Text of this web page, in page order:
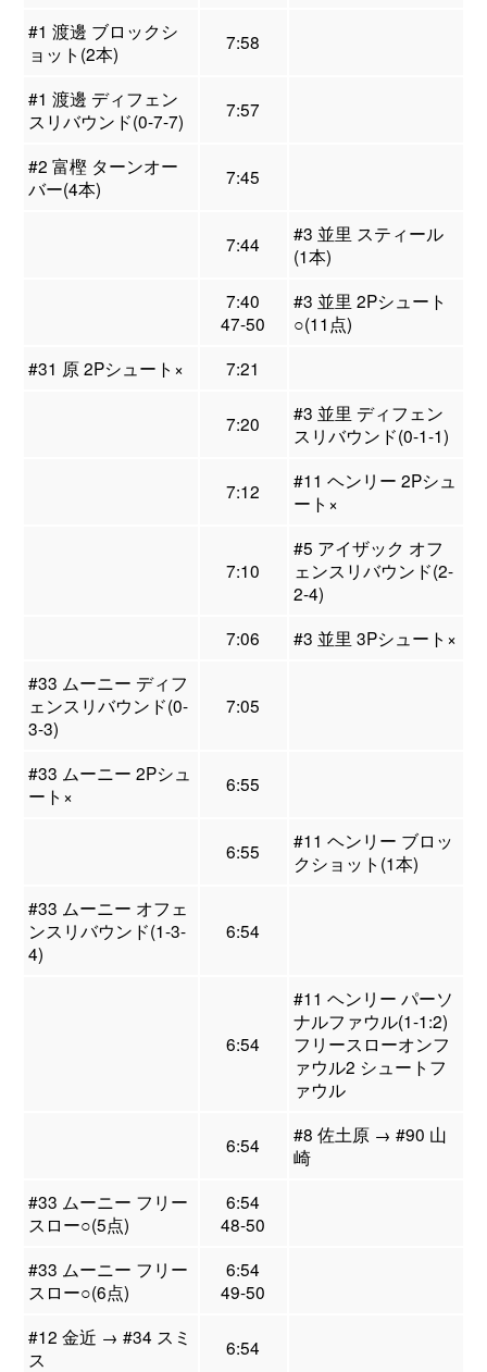
#1 渡邊 ブロックシ
ョット(2本)
7:58
#1 渡邊 ディフェン
スリバウンド(0-7-7)
7:57
#2 富樫 ターンオー
バー(4本)
7:45
7:44
#3 並里 スティール
(1本)
7:40
47-50
#3 並里 2Pシュート
○(11点)
#31 原 2Pシュート×
7:21
7:20
#3 並里 ディフェン
スリバウンド(0-1-1)
7:12
#11 ヘンリー 2Pシュ
ート×
7:10
#5 アイザック オフ
ェンスリバウンド(2-
2-4)
7:06
#3 並里 3Pシュート×
#33 ムーニー ディフ
ェンスリバウンド(0-
3-3)
7:05
#33 ムーニー 2Pシュ
ート×
6:55
6:55
#11 ヘンリー ブロッ
クショット(1本)
#33 ムーニー オフェ
ンスリバウンド(1-3-
4)
6:54
6:54
#11 ヘンリー パーソ
ナルファウル(1-1:2)
フリースローオンフ
ァウル2 シュートフ
ァウル
6:54
#8 佐土原 → #90 山
崎
#33 ムーニー フリー
スロー○(5点)
6:54
48-50
#33 ムーニー フリー
スロー○(6点)
6:54
49-50
#12 金近 → #34 スミ
ス
6:54